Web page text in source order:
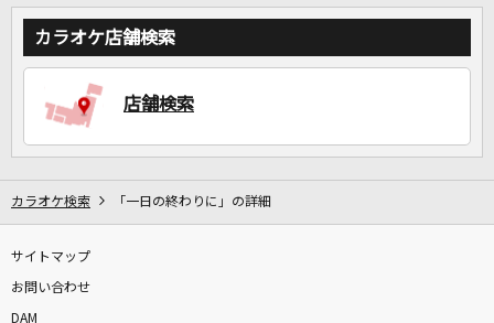
カラオケ店舗検索
店舗検索
カラオケ検索 「一日の終わりに」の詳細
サイトマップ
お問い合わせ
DAM